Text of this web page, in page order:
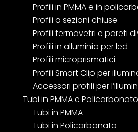
Profili in PMMA e in
Profili a sezioni chiuse
Profili fermavetri e pareti
Profili in alluminio per led
Profili microprismatici
Profili Smart Clip per
Accessori profili per
Tubi in PMMA e Policarbonato
Tubi in PMMA
Tubi in Policarbonato